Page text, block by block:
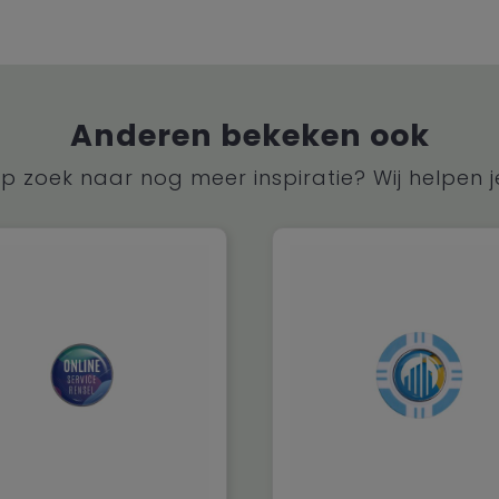
Anderen bekeken ook
zoek naar nog meer inspiratie? Wij helpen